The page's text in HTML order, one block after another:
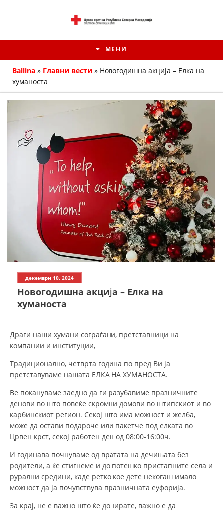
МЕНИ
ИСТОРИЈАТ НА ЦКРМ
ИСТОРИЈАТ НА ДВИЖЕЊЕТО
СТРУКТУРА НА ОРГАНИЗАЦИЈАТА
КОНТАКТ ИНФОРМАЦИИ
РАКОВОДЕН ОДБОР
СОБРАНИЕ
СТРУКТУРА И ОРГАНИЗАЦИОНА ПОСТАВЕНОСТ
MЕЃУНАРОДНО ХУМАНИТАРНО ПРАВО
Ballina » Главни вести » Новогодишна акција – Елка на
хуманоста
декември 10, 2024
Новогодишна акција – Елка на
хуманоста
Драги наши хумани сограѓани, претставници на
компании и институции,
Традиционално, четврта година по пред Ви ја
претставуваме нашата ЕЛКА НА ХУМАНОСТА.
Ве покануваме заедно да ги разубавиме празничните
денови во што повеќе скромни домови во штипскиот и во
карбинскиот регион. Секој што има можност и желба,
може да остави подароче или пакетче под елката во
Црвен крст, секој работен ден од 08:00-16:00ч.
И годинава почнуваме од вратата на дечињата без
родители, а ќе стигнеме и до потешко пристапните села и
рурални средини, каде ретко кое дете некогаш имало
можност да ја почувствува празничната еуфорија.
За крај, не е важно што ќе донирате, важно е да